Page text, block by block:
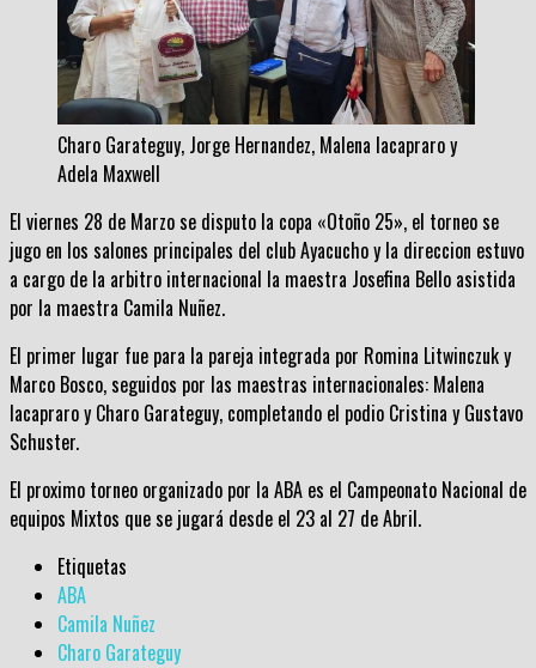
Charo Garateguy, Jorge Hernandez, Malena Iacapraro y
Adela Maxwell
El viernes 28 de Marzo se disputo la copa «Otoño 25», el torneo se
jugo en los salones principales del club Ayacucho y la direccion estuvo
a cargo de la arbitro internacional la maestra Josefina Bello asistida
por la maestra Camila Nuñez.
El primer lugar fue para la pareja integrada por Romina Litwinczuk y
Marco Bosco, seguidos por las maestras internacionales: Malena
Iacapraro y Charo Garateguy, completando el podio Cristina y Gustavo
Schuster.
El proximo torneo organizado por la ABA es el Campeonato Nacional de
equipos Mixtos que se jugará desde el 23 al 27 de Abril.
Etiquetas
ABA
Camila Nuñez
Charo Garateguy